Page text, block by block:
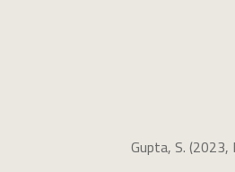
Gupta, S.